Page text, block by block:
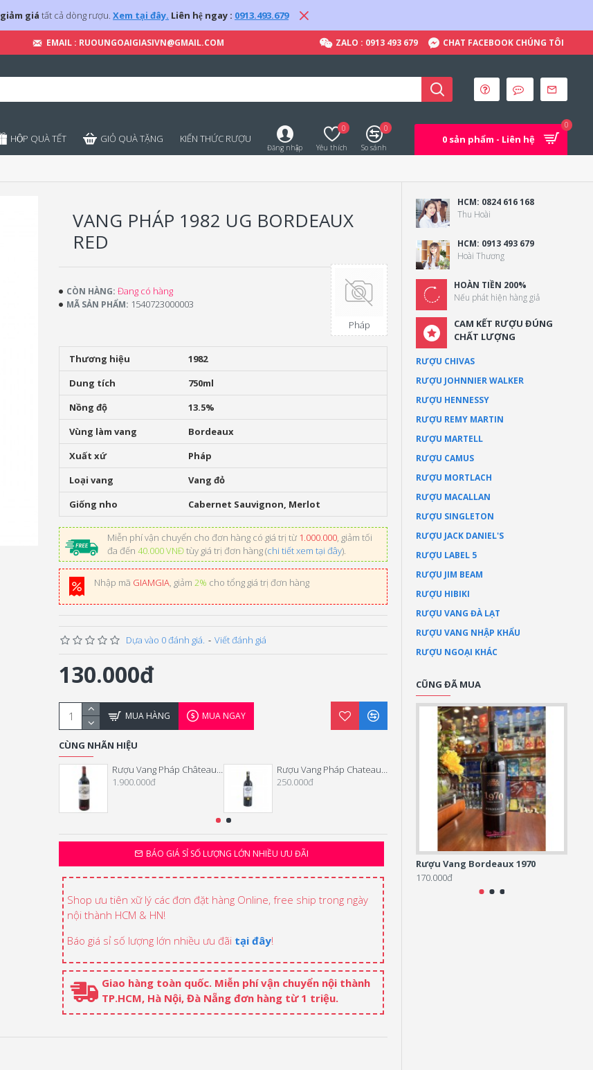
giảm giá tất cả dòng rượu. Xem tại đây. Liên hệ ngay : 0913.493.679
EMAIL : RUOUNGOAIGIASIVN@GMAIL.COM ZALO : 0913 493 679 CHAT FACEBOOK CHÚNG TÔI
HỘP QUÀ TẾT GIỎ QUÀ TẶNG KIẾN THỨC RƯỢU
Đăng nhập Yêu thích
0
So sánh
0
0 sản phẩm - Liên hệ
0
VANG PHÁP 1982 UG BORDEAUX
RED
Thương hiệu
1982
Dung tích
750ml
Nồng độ
13.5%
Vùng làm vang
Bordeaux
Xuất xứ
Pháp
Loại vang
Vang đỏ
Giống nho
Cabernet Sauvignon, Merlot
Miễn phí vận chuyển cho đơn hàng có giá trị từ 1.000.000, giảm tối
đa đến 40.000 VNĐtùy giá trị đơn hàng (chi tiết xem tại đây).
Nhập mã GIAMGIA, giảm 2% cho tổng giá trị đơn hàng
CÒN HÀNG: Đang có hàng
MÃ SẢN PHẨM: 1540723000003
Pháp
Dựa vào 0 đánh giá. - Viết đánh giá
130.000đ
MUA HÀNG MUA NGAY
BÁO GIÁ SỈ SỐ LƯỢNG LỚN NHIỀU ƯU ĐÃI
CÙNG NHÃN HIỆU
Rượu Vang Pháp Château Franc Mayne 2018
1.900.000đ
Rượu Vang Pháp Chateau Les Martineaux Bordeaux
250.000đ
Rượu Vang Bordeaux 1970
170.000đ
Shop ưu tiên xữ lý các đơn đặt hàng Online, free ship trong ngày
nội thành HCM & HN!
Báo giá sỉ số lượng lớn nhiều ưu đãi tại đây!
Giao hàng toàn quốc. Miễn phí vận chuyển nội thành
TP.HCM, Hà Nội, Đà Nẵng đơn hàng từ 1 triệu.
HCM: 0824 616 168
Thu Hoài
HCM: 0913 493 679
Hoài Thương
HOÀN TIỀN 200%
Nếu phát hiện hàng giả
CAM KẾT RƯỢU ĐÚNG
CHẤT LƯỢNG
RƯỢU CHIVAS
RƯỢU JOHNNIER WALKER
RƯỢU HENNESSY
RƯỢU REMY MARTIN
RƯỢU MARTELL
RƯỢU CAMUS
RƯỢU MORTLACH
RƯỢU MACALLAN
RƯỢU SINGLETON
RƯỢU JACK DANIEL'S
RƯỢU LABEL 5
RƯỢU JIM BEAM
RƯỢU HIBIKI
RƯỢU VANG ĐÀ LẠT
RƯỢU VANG NHẬP KHẨU
RƯỢU NGOẠI KHÁC
CŨNG ĐÃ MUA
Rượu Vang Bordeaux 1970
170.000đ